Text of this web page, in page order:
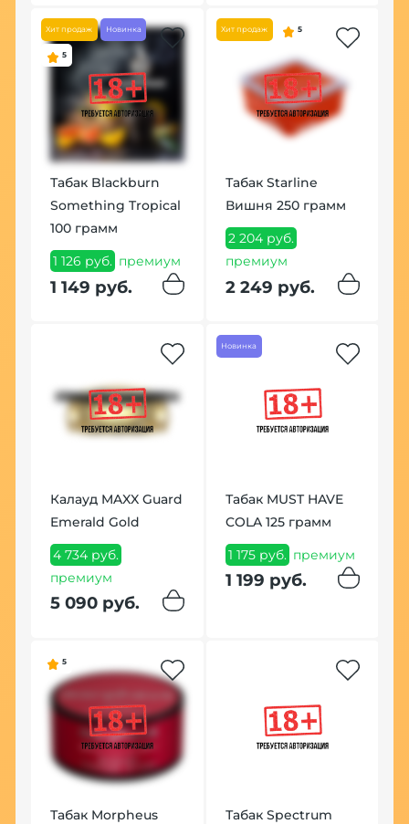
Хит продаж Новинка
5
Табак Blackburn
Something Tropical
100 грамм
1 126 руб. премиум
1 149 руб.
Хит продаж 5
Табак Starline
Вишня 250 грамм
2 204 руб.
премиум
2 249 руб.
Калауд MAXX Guard
Emerald Gold
4 734 руб.
премиум
5 090 руб.
Новинка
Табак MUST HAVE
COLA 125 грамм
1 175 руб. премиум
1 199 руб.
5
Табак Morpheus
Табак Spectrum